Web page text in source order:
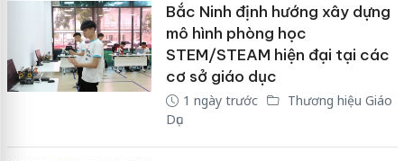
Bắc Ninh định hướng xây dựng
mô hình phòng học
STEM/STEAM hiện đại tại các
cơ sở giáo dục
1 ngày trước
Thương hiệu Giáo
Dục